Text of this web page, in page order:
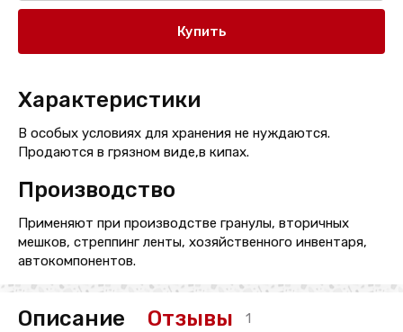
Купить
Характеристики
В особых условиях для хранения не нуждаются.
Продаются в грязном виде,в кипах.
Производство
Применяют при производстве гранулы, вторичных
мешков, стреппинг ленты, хозяйственного инвентаря,
автокомпонентов.
Описание Отзывы 1